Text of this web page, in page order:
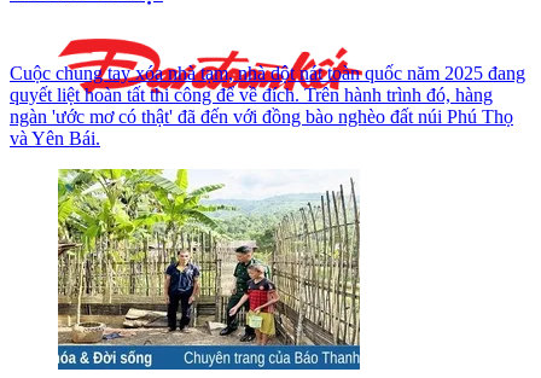
Cuộc chung tay xóa nhà tạm, nhà dột nát toàn quốc năm 2025 đang
quyết liệt hoàn tất thi công để về đích. Trên hành trình đó, hàng
ngàn 'ước mơ có thật' đã đến với đồng bào nghèo đất núi Phú Thọ
và Yên Bái.